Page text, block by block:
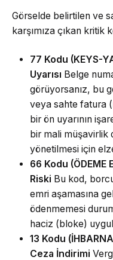
Görselde belirtilen ve
karşımıza çıkan kritik
77 Kodu (KEYS-
Uyarısı Belge
görüyorsanız, bu
veya sahte fatura
bir ön uyarının
bir mali müşavirlik
yönetilmesi için
66 Kodu (ÖDEME
Riski Bu kod,
emri aşamasına
ödenmemesi
haciz (bloke)
13 Kodu
Ceza İndirimi